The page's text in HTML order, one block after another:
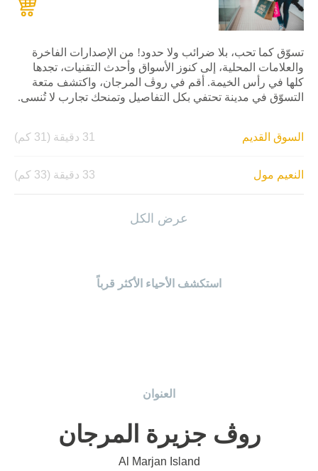
تسوّق كما تحب، بلا ضرائب ولا حدود! من الإصدارات الفاخرة
والعلامات المحلية، إلى كنوز الأسواق وأحدث التقنيات، تجدها
كلها في رأس الخيمة. أقم في روڤ المرجان، واكتشف متعة
التسوّق في مدينة تحتفي بكل التفاصيل وتمنحك تجارب لا تُنسى.
السوق القديم 31 دقيقة (31 كم)
النعيم مول 33 دقيقة (33 كم)
10 دقائق (9.3 كم)
عرض الكل
استكشف الأحياء الأكثر قرباً
العنوان
روڤ جزيرة المرجان
Al Marjan Island